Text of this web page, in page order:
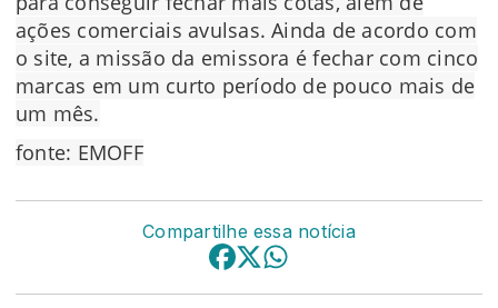
ações comerciais avulsas. Ainda de acordo com
o site, a missão da emissora é fechar com cinco
marcas em um curto período de pouco mais de
um mês.
fonte: EMOFF
Compartilhe essa notícia